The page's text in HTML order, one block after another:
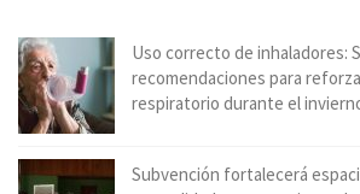
Uso correcto de inhaladores:
recomendaciones para
respiratorio durante el
Subvención fortalecerá